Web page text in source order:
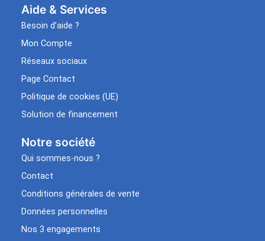
Aide & Services​
Besoin d’aide ?
Mon Compte
Réseaux sociaux
Page Contact
Politique de cookies (UE)
Solution de financement
Notre société
Qui sommes-nous ?
Contact
Conditions générales de vente
Données personnelles
Nos 3 engagements